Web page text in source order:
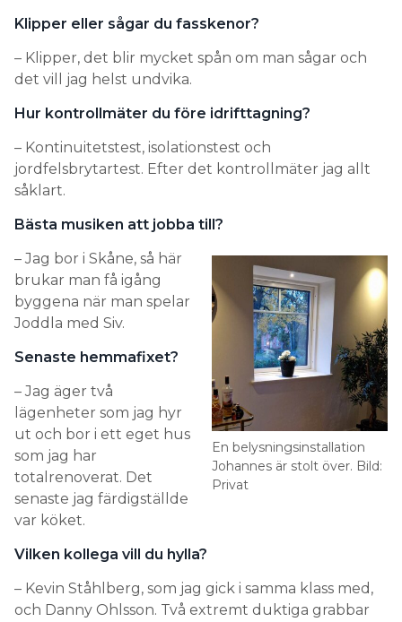
Klipper eller sågar du fasskenor?
– Klipper, det blir mycket spån om man sågar och
det vill jag helst undvika.
Hur kontrollmäter du före idrifttagning?
– Kontinuitetstest, isolationstest och
jordfelsbrytartest. Efter det kontrollmäter jag allt
såklart.
Bästa musiken att jobba till?
En belysningsinstallation
Johannes är stolt över. Bild:
Privat
– Jag bor i Skåne, så här
brukar man få igång
byggena när man spelar
Joddla med Siv.
Senaste hemmafixet?
– Jag äger två
lägenheter som jag hyr
ut och bor i ett eget hus
som jag har
totalrenoverat. Det
senaste jag färdigställde
var köket.
Vilken kollega vill du hylla?
– Kevin Ståhlberg, som jag gick i samma klass med,
och Danny Ohlsson. Två extremt duktiga grabbar